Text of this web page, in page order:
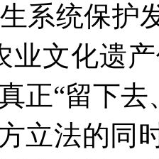
系统保护
业文化遗
正“留下去
立法的同